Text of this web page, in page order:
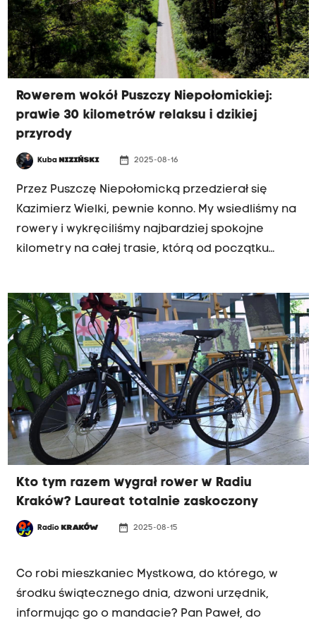
Rowerem wokół Puszczy Niepołomickiej:
prawie 30 kilometrów relaksu i dzikiej
przyrody
Kuba NIZIŃSKI date_range 2025-08-16
Przez Puszczę Niepołomicką przedzierał się
Kazimierz Wielki, pewnie konno. My wsiedliśmy na
rowery i wykręciliśmy najbardziej spokojne
kilometry na całej trasie, którą od początku
połączenie nowoczesności (infrastruktura
rowerowa) z dzikością (puszcza).
Kto tym razem wygrał rower w Radiu
Kraków? Laureat totalnie zaskoczony
Radio KRAKÓW date_range 2025-08-15
Co robi mieszkaniec Mystkowa, do którego, w
środku świątecznego dnia, dzwoni urzędnik,
informując go o mandacie? Pan Paweł, do